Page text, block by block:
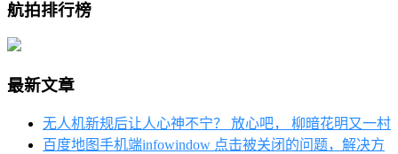
航拍排行榜
最新文章
无人机新规后让人心神不宁？ 放心吧， 柳暗花明又一村
百度地图手机端infowindow 点击被关闭的问题，解决方